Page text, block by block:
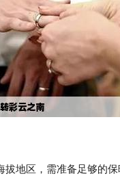
地区，需准备足够的